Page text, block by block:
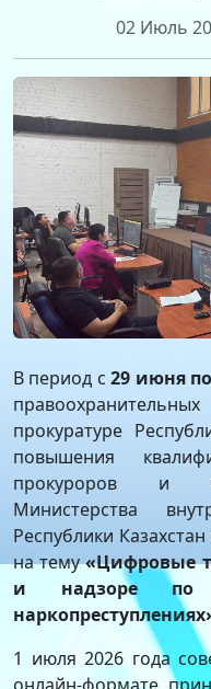
02 Июль
В период с29 июня
прокуратуре
повышения
прокуроров и
Министерства
Республики
на тему«Цифровые
и надзоре
1 июля 2026 года
онлайн-формате